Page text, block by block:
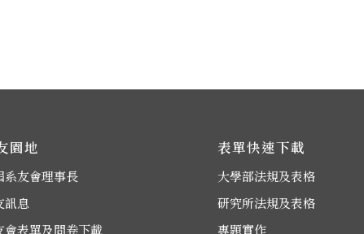
園地
系友會理事長
訊息
會表單及問卷下載
表單快速下載
大學部法規及表格
研究所法規及表格
專題實作